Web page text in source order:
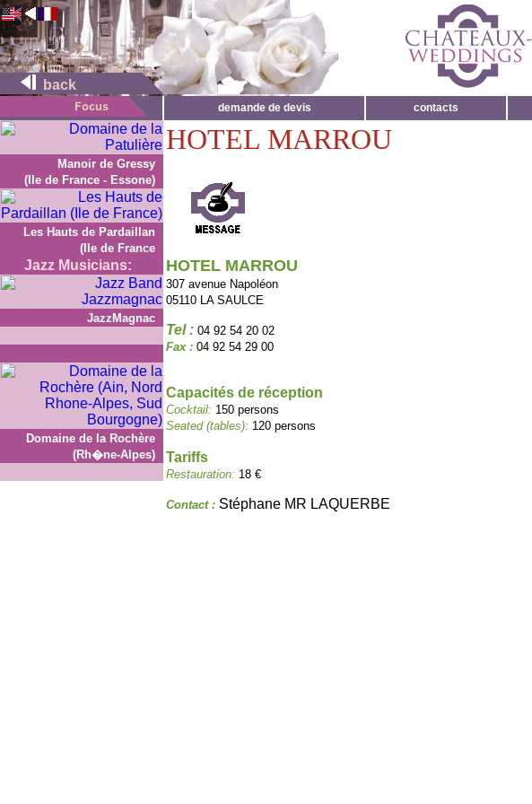
back
demande de devis
contacts
Manoir de Gressy
(Ile de France - Essone)
Les Hauts de Pardaillan
(Ile de France
Jazz Musicians:
JazzMagnac
Domaine de la Rochère
(Rh�ne-Alpes)
HOTEL MARROU
HOTEL MARROU
307 avenue Napoléon
05110 LA SAULCE
Tel : 04 92 54 20 02
Fax : 04 92 54 29 00
Capacités de réception
Cocktail: 150 persons
Seated (tables): 120 persons
Tariffs
Restauration: 18 €
Contact : Stéphane MR LAQUERBE